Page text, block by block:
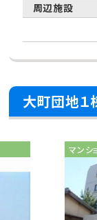
周辺施設
大町団地１
マンシ